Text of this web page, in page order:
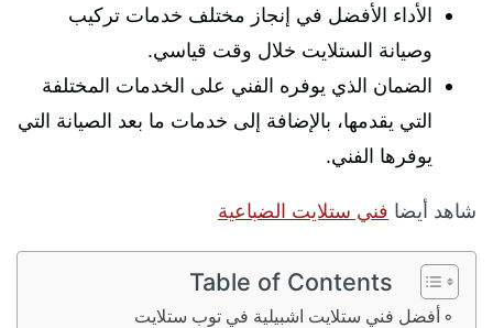
الأداء الأفضل في إنجاز مختلف خدمات تركيب
وصيانة الستلايت خلال وقت قياسي.
الضمان الذي يوفره الفني على الخدمات المختلفة
التي يقدمها، بالإضافة إلى خدمات ما بعد الصيانة التي
يوفرها الفني.
شاهد أيضا فني ستلايت الضباعية
Table of Contents
أفضل فني ستلايت اشبيلية في توب ستلايت